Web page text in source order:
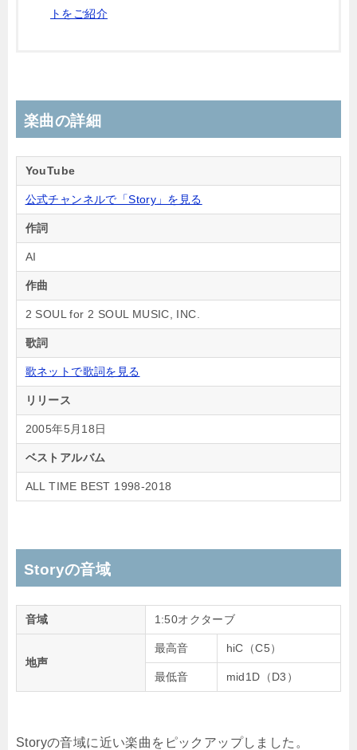
トをご紹介
楽曲の詳細
YouTube
公式チャンネルで「Story」を見る
作詞
AI
作曲
2 SOUL for 2 SOUL MUSIC, INC.
歌詞
歌ネットで歌詞を見る
リリース
2005年5月18日
ベストアルバム
ALL TIME BEST 1998-2018
Storyの音域
音域 1:50オクターブ
地声
最高音 hiC（C5）
最低音 mid1D（D3）
Storyの音域に近い楽曲をピックアップしました。